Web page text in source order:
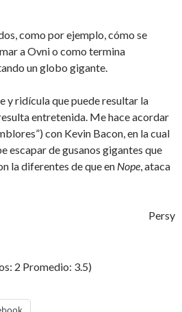
como por ejemplo, cómo se
a Ovni o como termina
un globo gigante.
y ridícula que puede resultar la
entretenida. Me hace acordar
con Kevin Bacon, en la cual
escapar de gusanos gigantes que
la diferentes de que en Nope, ataca
Persy
2 Promedio: 3.5)